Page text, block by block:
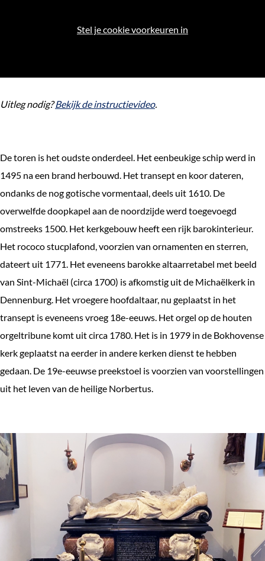
e
Stel je cookie voorkeuren in
Uitleg nodig?Bekijk de instructievideo.
De toren is het oudste onderdeel. Het eenbeukige schip werd in
1495 na een brand herbouwd. Het transept en koor dateren,
ondanks de nog gotische vormentaal, deels uit 1610. De
overwelfde doopkapel aan de noordzijde werd toegevoegd
omstreeks 1500. Het kerkgebouw heeft een rijk barokinterieur.
Het rococo stucplafond, voorzien van ornamenten en sterren,
dateert uit 1771. Het eveneens barokke altaarretabel met beeld
van Sint-Michaël (circa 1700) is afkomstig uit de Michaëlkerk in
Dennenburg. Het vroegere hoofdaltaar, nu geplaatst in het
transept is eveneens vroeg 18e-eeuws. Het orgel op de houten
orgeltribune komt uit circa 1780. Het is in 1979 in de Bokhovense
kerk geplaatst na eerder in andere kerken dienst te hebben
gedaan. De 19e-eeuwse preekstoel is voorzien van voorstellingen
uit het leven van de heilige Norbertus.